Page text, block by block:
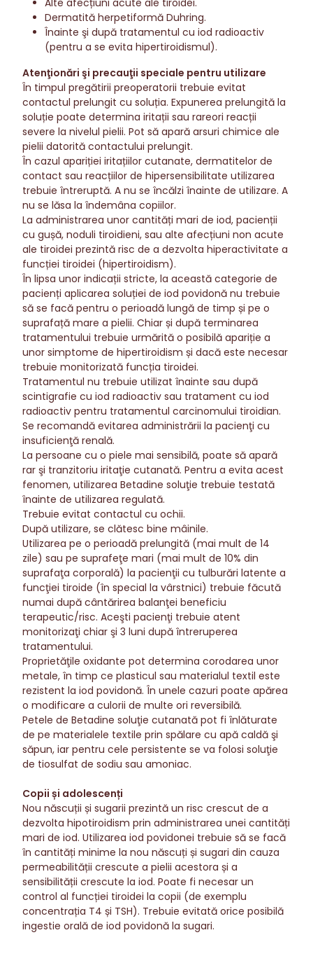
Dermatită herpetiformă Duhring.
Înainte şi după tratamentul cu iod radioactiv
(pentru a se evita hipertiroidismul).
Atenţionări şi precauţii speciale pentru utilizare
În timpul pregătirii preoperatorii trebuie evitat
contactul prelungit cu soluția. Expunerea prelungită la
soluție poate determina iritații sau rareori reacții
severe la nivelul pielii. Pot să apară arsuri chimice ale
pielii datorită contactului prelungit.
În cazul apariției iritațiilor cutanate, dermatitelor de
contact sau reacțiilor de hipersensibilitate utilizarea
trebuie întreruptă. A nu se încălzi înainte de utilizare. A
nu se lăsa la îndemâna copiilor.
La administrarea unor cantități mari de iod, pacienții
cu gușă, noduli tiroidieni, sau alte afecțiuni non acute
ale tiroidei prezintă risc de a dezvolta hiperactivitate a
funcției tiroidei (hipertiroidism).
În lipsa unor indicații stricte, la această categorie de
pacienți aplicarea soluției de iod povidonă nu trebuie
să se facă pentru o perioadă lungă de timp și pe o
suprafață mare a pielii. Chiar și după terminarea
tratamentului trebuie urmărită o posibilă apariție a
unor simptome de hipertiroidism și dacă este necesar
trebuie monitorizată funcția tiroidei.
Tratamentul nu trebuie utilizat înainte sau după
scintigrafie cu iod radioactiv sau tratament cu iod
radioactiv pentru tratamentul carcinomului tiroidian.
Se recomandă evitarea administrării la pacienţi cu
insuficienţă renală.
La persoane cu o piele mai sensibilă, poate să apară
rar şi tranzitoriu iritaţie cutanată. Pentru a evita acest
fenomen, utilizarea Betadine soluţie trebuie testată
înainte de utilizarea regulată.
Trebuie evitat contactul cu ochii.
După utilizare, se clătesc bine mâinile.
Utilizarea pe o perioadă prelungită (mai mult de 14
zile) sau pe suprafeţe mari (mai mult de 10% din
suprafaţa corporală) la pacienţii cu tulburări latente a
funcţiei tiroide (în special la vârstnici) trebuie făcută
numai după cântărirea balanţei beneficiu
terapeutic/risc. Aceşti pacienţi trebuie atent
monitorizaţi chiar şi 3 luni după întreruperea
tratamentului.
Proprietăţile oxidante pot determina corodarea unor
metale, în timp ce plasticul sau materialul textil este
rezistent la iod povidonă. În unele cazuri poate apărea
o modificare a culorii de multe ori reversibilă.
Petele de Betadine soluţie cutanată pot fi înlăturate
de pe materialele textile prin spălare cu apă caldă şi
săpun, iar pentru cele persistente se va folosi soluţie
de tiosulfat de sodiu sau amoniac.
Copii și adolescenți
Nou născuții și sugarii prezintă un risc crescut de a
dezvolta hipotiroidism prin administrarea unei cantități
mari de iod. Utilizarea iod povidonei trebuie să se facă
în cantități minime la nou născuți și sugari din cauza
permeabilității crescute a pielii acestora și a
sensibilității crescute la iod. Poate fi necesar un
control al funcției tiroidei la copii (de exemplu
concentrația T4 și TSH). Trebuie evitată orice posibilă
ingestie orală de iod povidonă la sugari.